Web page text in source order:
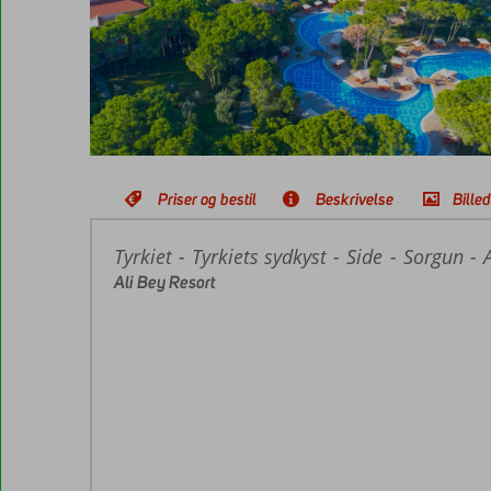
Priser og bestil Beskrivelse
Forside
Tyrkiet Tyrkiets sydkyst Side Sorgun
Ali Bey Resort